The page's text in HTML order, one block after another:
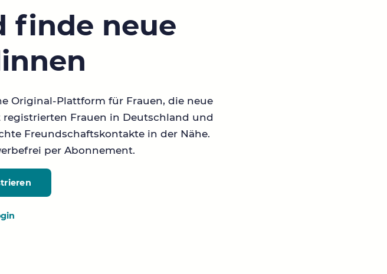
finde neue
Original-Plattform für Frauen, die neue
Frauen in Deutschland und
Freundschaftskontakte in der Nähe.
per Abonnement.